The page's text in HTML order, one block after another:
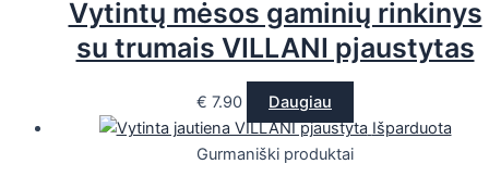
Vytintų mėsos gaminių rinkinys
su trumais VILLANI pjaustytas
€ 7.90
Daugiau
Išparduota
Gurmaniški produktai